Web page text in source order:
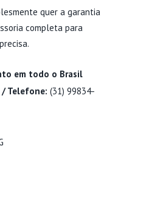
quer a garantia
completa para
em todo o Brasil
Telefone: (31) 99834-